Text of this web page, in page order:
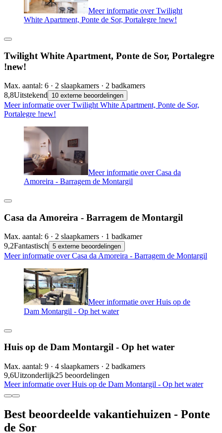
Meer informatie over Twilight
White Apartment, Ponte de Sor, Portalegre !new!
Twilight White Apartment, Ponte de Sor, Portalegre
!new!
Max. aantal: 6 · 2 slaapkamers · 2 badkamers
8,8Uitstekend 10 externe beoordelingen
Meer informatie over Twilight White Apartment, Ponte de Sor,
Portalegre !new!
Meer informatie over Casa da
Amoreira - Barragem de Montargil
Casa da Amoreira - Barragem de Montargil
Max. aantal: 6 · 2 slaapkamers · 1 badkamer
9,2Fantastisch 5 externe beoordelingen
Meer informatie over Casa da Amoreira - Barragem de Montargil
Meer informatie over Huis op de
Dam Montargil - Op het water
Huis op de Dam Montargil - Op het water
Max. aantal: 9 · 4 slaapkamers · 2 badkamers
9,6Uitzonderlijk25 beoordelingen
Meer informatie over Huis op de Dam Montargil - Op het water
Best beoordeelde vakantiehuizen - Ponte
de Sor